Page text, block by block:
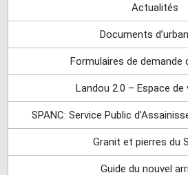
Actualités
Documents
Formulaires de demande
Landou 2.0 – Espace de
SPANC: Service Public
Granit et pierres du
Guide du nouvel